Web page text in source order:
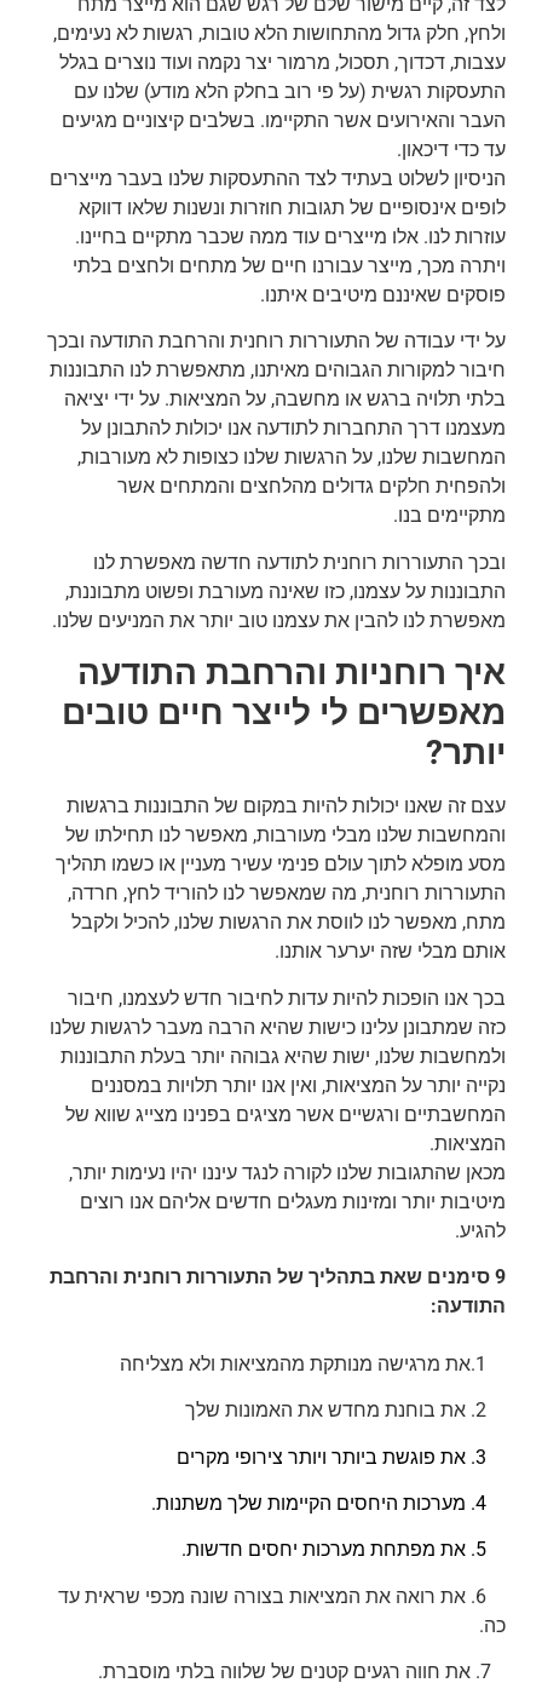
ולחץ, חלק גדול מהתחושות הלא טובות, רגשות לא נעימים,
עצבות, דכדוך, תסכול, מרמור יצר נקמה ועוד נוצרים בגלל
התעסקות רגשית (על פי רוב בחלק הלא מודע) שלנו עם
העבר והאירועים אשר התקיימו. בשלבים קיצוניים מגיעים
עד כדי דיכאון.
הניסיון לשלוט בעתיד לצד ההתעסקות שלנו בעבר מייצרים
לופים אינסופיים של תגובות חוזרות ונשנות שלאו דווקא
עוזרות לנו. אלו מייצרים עוד ממה שכבר מתקיים בחיינו.
ויתרה מכך, מייצר עבורנו חיים של מתחים ולחצים בלתי
פוסקים שאיננם מיטיבים איתנו.
על ידי עבודה של התעוררות רוחנית והרחבת התודעה ובכך
חיבור למקורות הגבוהים מאיתנו, מתאפשרת לנו התבוננות
בלתי תלויה ברגש או מחשבה, על המציאות. על ידי יציאה
מעצמנו דרך התחברות לתודעה אנו יכולות להתבונן על
המחשבות שלנו, על הרגשות שלנו כצופות לא מעורבות,
ולהפחית חלקים גדולים מהלחצים והמתחים אשר
מתקיימים בנו.
ובכך התעוררות רוחנית לתודעה חדשה מאפשרת לנו
התבוננות על עצמנו, כזו שאינה מעורבת ופשוט מתבוננת,
מאפשרת לנו להבין את עצמנו טוב יותר את המניעים שלנו.
איך רוחניות והרחבת התודעה
מאפשרים לי לייצר חיים טובים
יותר?
עצם זה שאנו יכולות להיות במקום של התבוננות ברגשות
והמחשבות שלנו מבלי מעורבות, מאפשר לנו תחילתו של
מסע מופלא לתוך עולם פנימי עשיר מעניין או כשמו תהליך
התעוררות רוחנית, מה שמאפשר לנו להוריד לחץ, חרדה,
מתח, מאפשר לנו לווסת את הרגשות שלנו, להכיל ולקבל
אותם מבלי שזה יערער אותנו.
בכך אנו הופכות להיות עדות לחיבור חדש לעצמנו, חיבור
כזה שמתבונן עלינו כישות שהיא הרבה מעבר לרגשות שלנו
ולמחשבות שלנו, ישות שהיא גבוהה יותר בעלת התבוננות
נקייה יותר על המציאות, ואין אנו יותר תלויות במסננים
המחשבתיים ורגשיים אשר מציגים בפנינו מצייג שווא של
המציאות.
מכאן שהתגובות שלנו לקורה לנגד עיננו יהיו נעימות יותר,
מיטיבות יותר ומזינות מעגלים חדשים אליהם אנו רוצים
להגיע.
9 סימנים שאת בתהליך של התעוררות רוחנית והרחבת
התודעה:
6. את רואה את המציאות בצורה שונה מכפי שראית עד
כה.